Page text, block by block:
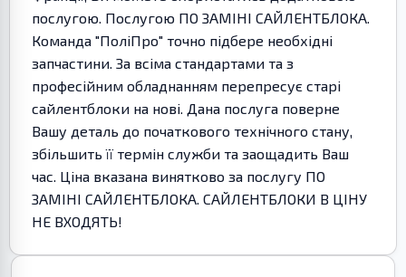
послугою. Послугою ПО ЗАМІНІ САЙЛЕНТБЛОКА.
Команда "ПоліПро" точно підбере необхідні
запчастини. За всіма стандартами та з
професійним обладнанням перепресує старі
сайлентблоки на нові. Дана послуга поверне
Вашу деталь до початкового технічного стану,
збільшить її термін служби та заощадить Ваш
час. Ціна вказана винятково за послугу ПО
ЗАМІНІ САЙЛЕНТБЛОКА. САЙЛЕНТБЛОКИ В ЦІНУ
НЕ ВХОДЯТЬ!